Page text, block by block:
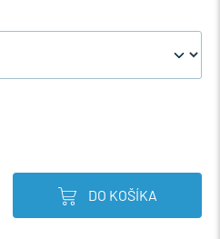
DO KOŠÍKA